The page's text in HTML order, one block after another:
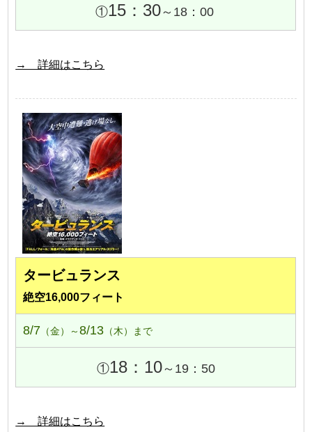
①15：30～18：00
→ 詳細はこちら
タービュランス
絶空16,000フィート
8/7 （金）～8/13 （木）まで
①18：10～19：50
→ 詳細はこちら